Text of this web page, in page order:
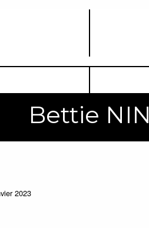
Bettie NIN
2023